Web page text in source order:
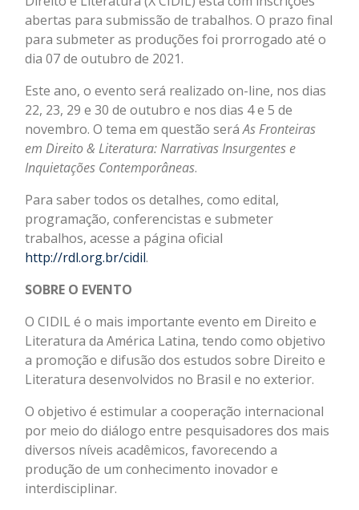
abertas para submissão de trabalhos. O prazo final
para submeter as produções foi prorrogado até o
dia 07 de outubro de 2021.
Este ano, o evento será realizado on-line, nos dias
22, 23, 29 e 30 de outubro e nos dias 4 e 5 de
novembro. O tema em questão seráAs Fronteiras
em Direito & Literatura: Narrativas Insurgentes e
Inquietações Contemporâneas.
Para saber todos os detalhes, como edital,
programação, conferencistas e submeter
trabalhos, acesse a página oficial
http://rdl.org.br/cidil.
SOBRE O EVENTO
O CIDIL é o mais importante evento em Direito e
Literatura da América Latina, tendo como objetivo
a promoção e difusão dos estudos sobre Direito e
Literatura desenvolvidos no Brasil e no exterior.
O objetivo é estimular a cooperação internacional
por meio do diálogo entre pesquisadores dos mais
diversos níveis acadêmicos, favorecendo a
produção de um conhecimento inovador e
interdisciplinar.